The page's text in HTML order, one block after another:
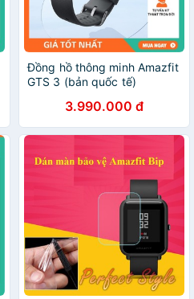
Đồng hồ thông minh Amazfit
GTS 3 (bản quốc tế)
3.990.000 đ